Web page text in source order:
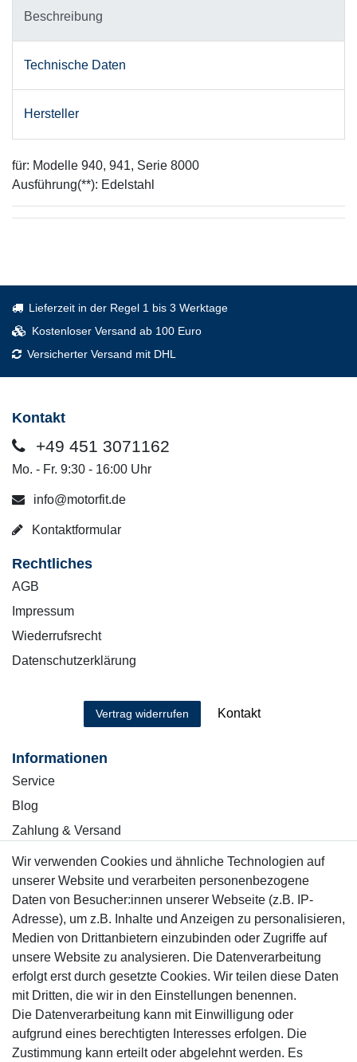
Beschreibung
Technische Daten
Hersteller
für: Modelle 940, 941, Serie 8000
Ausführung(**): Edelstahl
Lieferzeit in der Regel 1 bis 3 Werktage
Kostenloser Versand ab 100 Euro
Versicherter Versand mit DHL
Kontakt
+49 451 3071162
Mo. - Fr. 9:30 - 16:00 Uhr
info@motorfit.de
Kontaktformular
Rechtliches
AGB
Impressum
Wiederrufsrecht
Datenschutzerklärung
Vertrag widerrufen Kontakt
Informationen
Service
Blog
Zahlung & Versand
Sicher einkaufen
Mitglied
Wir verwenden Cookies und ähnliche Technologien auf
unserer Website und verarbeiten personenbezogene
Daten von Besucher:innen unserer Webseite (z.B. IP-
Adresse), um z.B. Inhalte und Anzeigen zu personalisieren,
Medien von Drittanbietern einzubinden oder Zugriffe auf
unsere Website zu analysieren. Die Datenverarbeitung
erfolgt erst durch gesetzte Cookies. Wir teilen diese Daten
mit Dritten, die wir in den Einstellungen benennen.
Die Datenverarbeitung kann mit Einwilligung oder
aufgrund eines berechtigten Interesses erfolgen. Die
Zustimmung kann erteilt oder abgelehnt werden. Es